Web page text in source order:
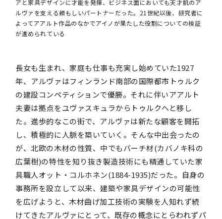
アと家具デザインに才能を発揮、ビジネス面においても天才肌のア
ルヴァを支える頼もしいパートナーだった。21世紀以後、研究者に
よってアアルト作品のなかでアイノが果たした役割についての検証
が進められている
長女も生まれ、家庭も仕事も充実し始めていた1927
年、アルヴァはフィンランド南部の国際都市トゥルク
の建設コンペティションで優勝。それに伴いアアルト
夫妻は拠点をユヴァスキュラからトゥルクへと移し
た。進歩的なこの街で、アルヴァは新たな顧客を開拓
し、積極的に人脈を築いていく。そんな中出会ったの
が、北欧の木材の性質、中でもバーチ材(カバノキ科の
広葉樹)の特性を知り抜き製造技術にも精通していた家
具職人オット・コルホネン(1884-1935)だった。自身の
事務所を設立して以来、建築や家具デザインの可能性
を広げようと、木材曲げ加工技術の実験を人知れず続
けてきたアルヴァにとって、既存の概念にとらわれずパ